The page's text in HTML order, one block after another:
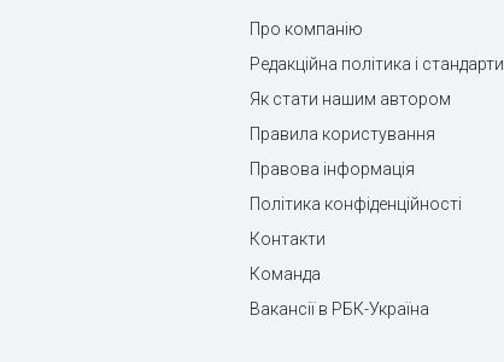
Про компанію
Редакційна політика і стандарти
Як стати нашим автором
Правила користування
Правова інформація
Політика конфіденційності
Контакти
Команда
Вакансії в РБК-Україна